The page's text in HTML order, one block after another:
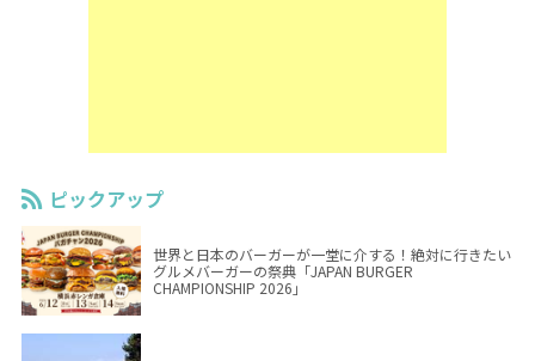
ピックアップ
世界と日本のバーガーが一堂に介する！絶対に行きたい
グルメバーガーの祭典「JAPAN BURGER
CHAMPIONSHIP 2026」